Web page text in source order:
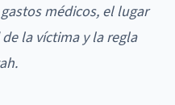
médicos, el lugar
la víctima y la regla